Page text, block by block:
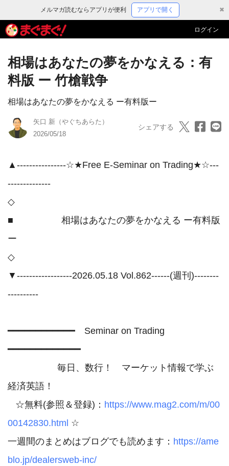
メルマガ読むならアプリが便利 アプリで開く ✖
ログイン
相場はあなたの夢をかなえる：有
料版 ー 竹槍戦争
相場はあなたの夢をかなえる ー有料版ー
矢口 新（やぐちあらた）
2026/05/18
シェアする
▲----------------☆★Free E-Seminar on Trading★☆---
--------------
◇
■　　　        相場はあなたの夢をかなえる ー有料版
ー
◇
▼------------------2026.05.18 Vol.862------(週刊)--------
----------
━━━━━━━━━━━━　Seminar on Trading
━━━━━━━━━━━━━
毎日、数行！　マーケット情報で学ぶ
経済英語！
   ☆無料(参照＆登録)：
https://www.mag2.com/m/00
00142830.html ☆
一週間のまとめはブログでも読めます： https://ame
blo.jp/dealersweb-inc/